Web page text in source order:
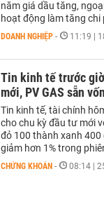
năm giá dầu tăng,
hoạt động làm tăng chi
DOANH NGHIỆP - 11:19 |
Tin kinh tế trước
mới, PV GAS sẵn
Tin kinh tế, tài chính
cho chu kỳ đầu tư mới
đỏ 100 thành xanh 400
giảm hơn 1% trong
CHỨNG KHOÁN - 08:14 |